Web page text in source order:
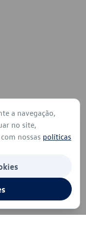
a navegação,
no site,
nossas políticas